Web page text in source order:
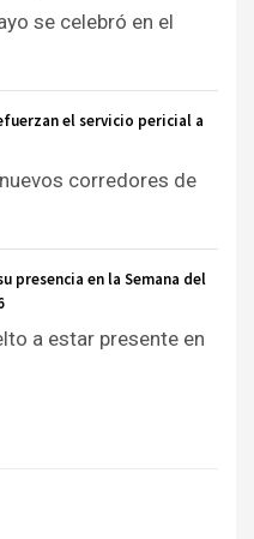
se celebró en el
el servicio pericial a
corredores de
presencia en la Semana del
a estar presente en